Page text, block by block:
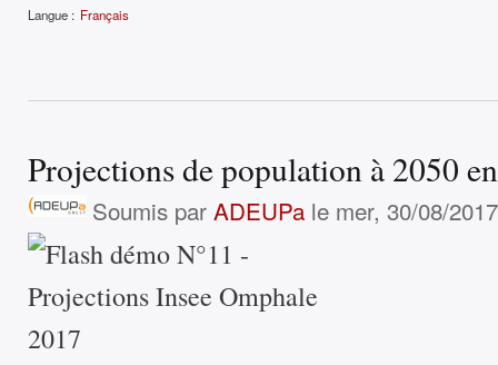
Langue : Français
Projections de population à 2050
Soumis par ADEUPale mer, 30/08/